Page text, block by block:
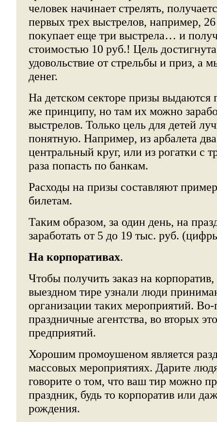
человек начинает стрелять,
первых трех выстрелов, например, 26
покупает еще три выстрела… и
стоимостью 10 руб.! Цель
удовольствие от стрельбы и приз, а
денег.
На детском секторе призы выдаются
же принципу, но там их можно
выстрелов. Только цель для детей
понятную. Например, из арбалета два
центральный круг, или из рогатки с
раза попасть по банкам.
Расходы на призы составляют
билетам.
Таким образом, за один день, на
заработать от 5 до 19 тыс. руб.
На корпоративах.
Чтобы получить заказ на
выездном тире узнали люди
организации таких мероприятий. Во-
праздничные агентства, во вторых
предприятий.
Хорошим промоушеном является
массовых мероприятиях. Дарите
говорите о том, что ваш тир можно
праздник, будь то корпоратив или
рождения.